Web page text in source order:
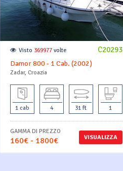
C20293
Visto 369977volte
Damor 800 - 1 Cab. (2002)
Zadar, Croazia
1 cab 4 31 ft 1
VISUALIZZA
GAMMA DI PREZZO
160€ - 1800€